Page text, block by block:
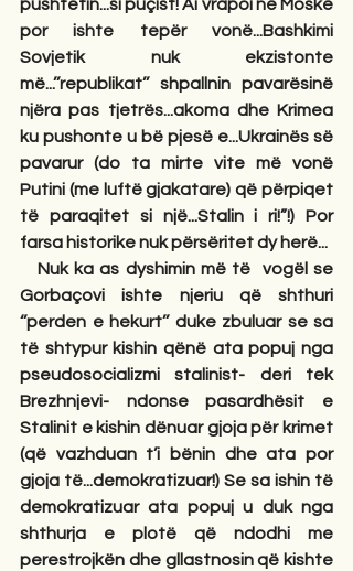
pushtetin...si puçist! Ai vrapoi në Moskë
por ishte tepër vonë...Bashkimi
Sovjetik nuk ekzistonte
më...’’republikat’’ shpallnin pavarësinë
njëra pas tjetrës...akoma dhe Krimea
ku pushonte u bë pjesë e...Ukrainës së
pavarur (do ta mirte vite më vonë
Putini (me luftë gjakatare) që përpiqet
të paraqitet si një...Stalin i ri!”!) Por
farsa historike nuk përsëritet dy herë...
Gorbaçovi ishte njeriu që shthuri
‘’perden e hekurt’’ duke zbuluar se sa
të shtypur kishin qënë ata popuj nga
pseudosocializmi stalinist- deri tek
Brezhnjevi- ndonse pasardhësit e
Stalinit e kishin dënuar gjoja për krimet
(që vazhduan t’i bënin dhe ata por
gjoja të...demokratizuar!) Se sa ishin të
demokratizuar ata popuj u duk nga
shthurja e plotë që ndodhi me
perestrojkën dhe gllastnosin që kishte